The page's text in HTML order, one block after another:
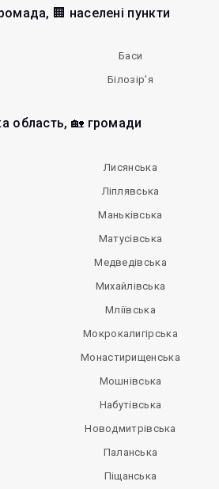
🏢 населені пункти
Баси
Білозір’я
область, 🏡 громади
Лисянська
Ліплявська
Маньківська
Матусівська
Медведівська
Михайлівська
Мліївська
Мокрокалигірська
Монастирищенська
Мошнівська
Набутівська
Новодмитрівська
Паланська
Піщанська